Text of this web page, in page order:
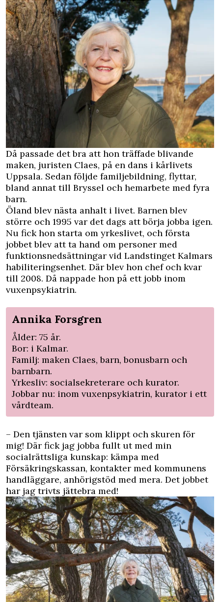
Då passade det bra att hon träffade blivande
maken, juristen Claes, på en dans i kårlivets
Uppsala. Sedan följde familjebildning, flyttar,
bland annat till Bryssel och hemarbete med fyra
barn.
Öland blev nästa anhalt i livet. Barnen blev
större och 1995 var det dags att börja jobba igen.
Nu fick hon starta om yrkeslivet, och första
jobbet blev att ta hand om personer med
funktionsnedsättningar vid Landstinget Kalmars
habiliteringsenhet. Där blev hon chef och kvar
till 2008. Då nappade hon på ett jobb inom
vuxenpsykiatrin.
Annika Forsgren
Ålder: 75 år.
Bor: i Kalmar.
Familj: maken Claes, barn, bonusbarn och
barnbarn.
Yrkesliv: socialsekreterare och kurator.
Jobbar nu: inom vuxenpsykiatrin, kurator i ett
vårdteam.
– Den tjänsten var som klippt och skuren för
mig! Där fick jag jobba fullt ut med min
socialrättsliga kunskap: kämpa med
Försäkringskassan, kontakter med kommunens
handläggare, anhörigstöd med mera. Det jobbet
har jag trivts jättebra med!